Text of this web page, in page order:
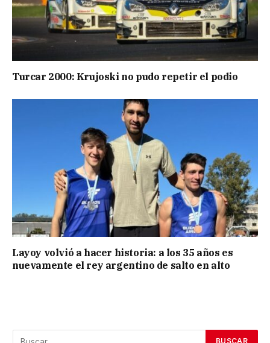
Turcar 2000: Krujoski no pudo repetir el podio
Layoy volvió a hacer historia: a los 35 años es
nuevamente el rey argentino de salto en alto